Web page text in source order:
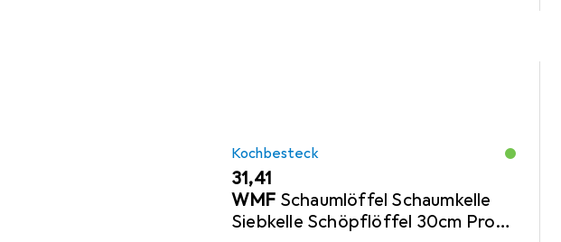
Kochbesteck
EUR
31,41
WMF Schaumlöffel Schaumkelle
Siebkelle Schöpflöffel 30cm Profi